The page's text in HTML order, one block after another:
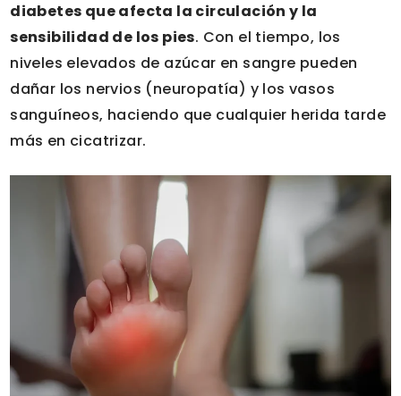
diabetes que afecta la circulación y la
sensibilidad de los pies. Con el tiempo, los
niveles elevados de azúcar en sangre pueden
dañar los nervios (neuropatía) y los vasos
sanguíneos, haciendo que cualquier herida tarde
más en cicatrizar.